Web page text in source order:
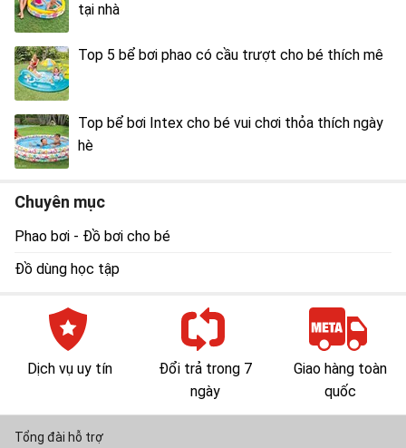
tại nhà
Top 5 bể bơi phao có cầu trượt cho bé thích mê
Top bể bơi Intex cho bé vui chơi thỏa thích ngày
hè
Chuyên mục
Phao bơi - Đồ bơi cho bé
Đồ dùng học tập
Dịch vụ uy tín
Đổi trả trong 7
ngày
Giao hàng toàn
quốc
Tổng đài hỗ trợ